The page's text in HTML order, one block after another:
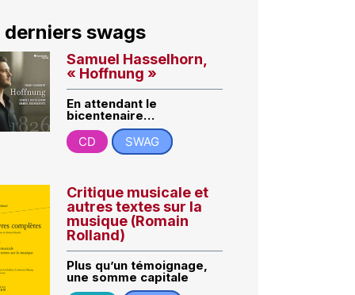
derniers swags
Samuel Hasselhorn,
« Hoffnung »
En attendant le
bicentenaire…
CD
SWAG
Critique musicale et
autres textes sur la
musique (Romain
Rolland)
Plus qu’un témoignage,
une somme capitale